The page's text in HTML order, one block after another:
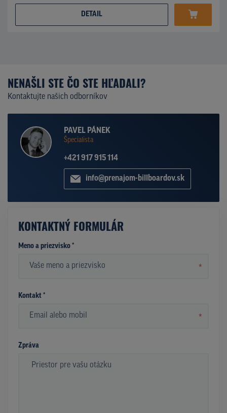
DETAIL
NENAŠLI STE ČO STE HĽADALI?
Kontaktujte našich odborníkov
PAVEL PÁNEK
Špecialista
+421 917 915 114
info@prenajom-billboardov.sk
KONTAKTNÝ FORMULÁR
Meno a priezvisko *
*
Kontakt *
*
Zpráva